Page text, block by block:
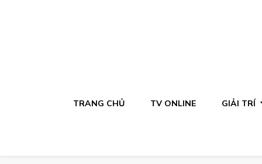
TRANG CHỦ TV ONLINE GIẢI TRÍ